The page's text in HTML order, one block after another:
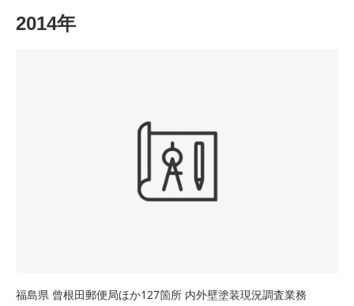
2014年
福島県 曾根田郵便局ほか127箇所 内外壁塗装現況調査業務